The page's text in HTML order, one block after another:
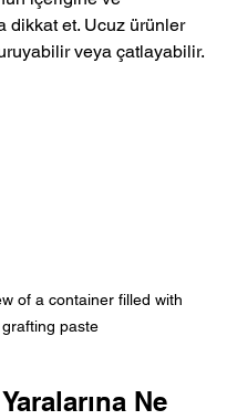
dikkat et. Ucuz ürünler
veya çatlayabilir.
of a container filled with
grafting paste
Ne